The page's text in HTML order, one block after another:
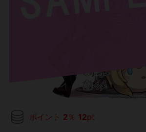
ポイント 2 ％ 12pt